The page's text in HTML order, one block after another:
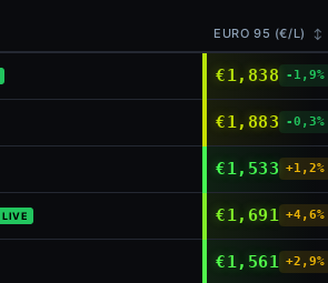
EURO 95 (€/L) ↕
€1,838 -1,9%
€1,883 -0,3%
€1,533 +1,2%
LIVE €1,691 +4,6%
€1,561 +2,9%